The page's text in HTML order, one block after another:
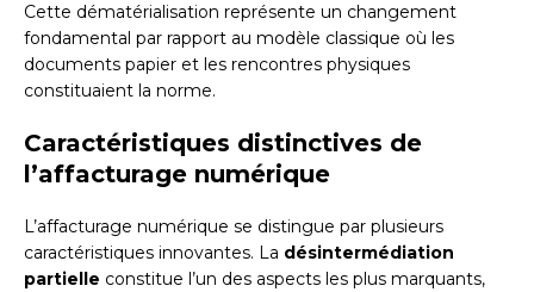
Cette dématérialisation représente un changement
fondamental par rapport au modèle classique où les
documents papier et les rencontres physiques
constituaient la norme.
Caractéristiques distinctives de
l’affacturage numérique
L’affacturage numérique se distingue par plusieurs
caractéristiques innovantes. La désintermédiation
partielle constitue l’un des aspects les plus marquants,